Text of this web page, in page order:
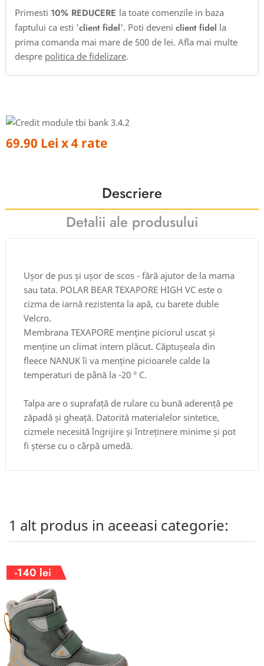
Primesti 10% REDUCERE la toate comenzile in baza
faptului ca esti 'client fidel'. Poti deveni client fidel la
prima comanda mai mare de 500 de lei. Afla mai multe
despre politica de fidelizare.
69.90 Lei x 4 rate
Descriere
Detalii ale produsului
Ușor de pus și ușor de scos - fără ajutor de la mama
sau tata. POLAR BEAR TEXAPORE HIGH VC este o
cizma de iarnă rezistenta la apă, cu barete duble
Velcro.
Membrana TEXAPORE menține piciorul uscat și
menține un climat intern plăcut. Căptușeala din
fleece NANUK îi va menține picioarele calde la
temperaturi de până la -20 ° C.
Talpa are o suprafață de rulare cu bună aderență pe
zăpadă și gheață. Datorită materialelor sintetice,
cizmele necesită îngrijire și întreținere minime și pot
fi șterse cu o cârpă umedă.
1 alt produs in aceeasi categorie:
-140 lei